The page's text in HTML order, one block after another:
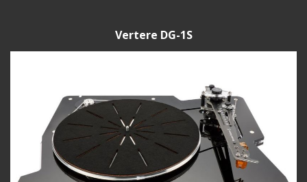
Vertere DG-1S